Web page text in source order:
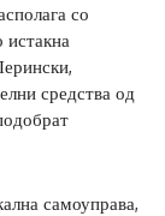
со
средства од
самоуправа,